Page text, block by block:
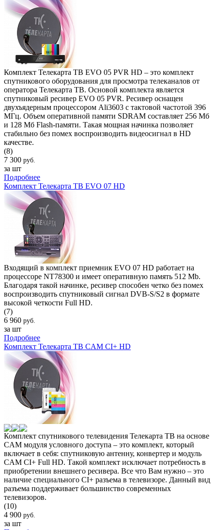
Комплект Телекарта ТВ EVO 05 PVR HD – это комплект
спутникового оборудования для просмотра телеканалов от
оператора Телекарта ТВ. Основой комплекта является
спутниковый ресивер EVO 05 PVR. Ресивер оснащен
двухъядерным процессором Ali3603 с тактовой частотой 396
МГц. Объем оперативной памяти SDRAM составляет 256 Мб
и 128 Мб Flash-памяти. Такая мощная начинка позволяет
стабильно без помех воспроизводить видеосигнал в HD
качестве.
(8)
7 300 руб.
за шт
Подробнее
Комплект Телекарта ТВ EVO 07 HD
Входящий в комплект приемник EVO 07 HD работает на
процессоре NT78300 и имеет оперативную память 512 Mb.
Благодаря такой начинке, ресивер способен четко без помех
воспроизводить спутниковый сигнал DVB-S/S2 в формате
высокой четкости Full HD.
(7)
6 960 руб.
за шт
Подробнее
Комплект Телекарта ТВ CAM CI+ HD
Комплект спутникового телевидения Телекарта ТВ на основе
CAM модуля условного доступа – это комплект, который
включает в себя: спутниковую антенну, конвертер и модуль
CAM CI+ Full HD. Такой комплект исключает потребность в
приобретении внешнего ресивера. Все что Вам нужно – это
наличие специального CI+ разъема в телевизоре. Данный вид
разъема поддерживает большинство современных
телевизоров.
(10)
4 900 руб.
за шт